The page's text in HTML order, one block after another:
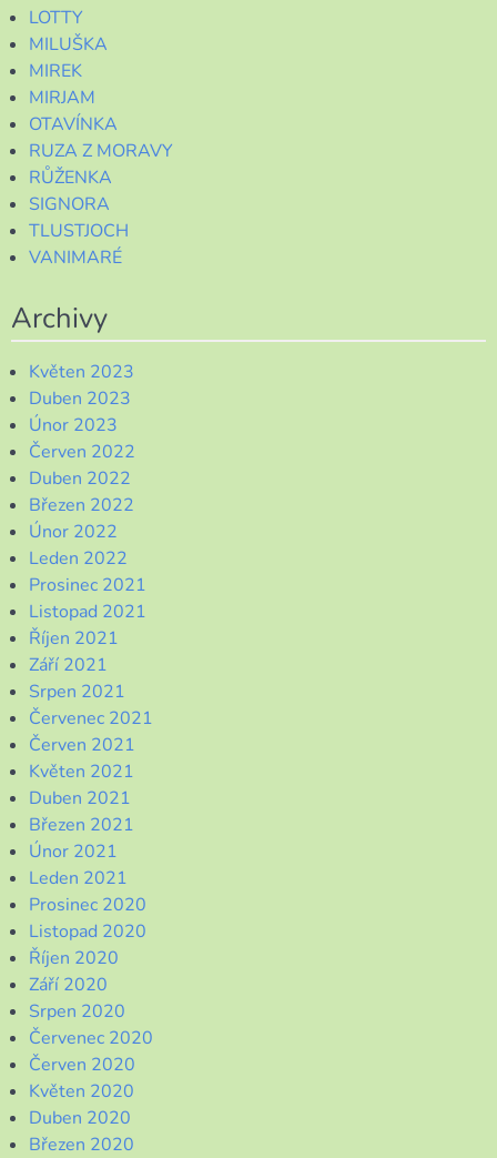
LOTTY
MILUŠKA
MIREK
MIRJAM
OTAVÍNKA
RUZA Z MORAVY
RŮŽENKA
SIGNORA
TLUSTJOCH
VANIMARÉ
Archivy
Květen 2023
Duben 2023
Únor 2023
Červen 2022
Duben 2022
Březen 2022
Únor 2022
Leden 2022
Prosinec 2021
Listopad 2021
Říjen 2021
Září 2021
Srpen 2021
Červenec 2021
Červen 2021
Květen 2021
Duben 2021
Březen 2021
Únor 2021
Leden 2021
Prosinec 2020
Listopad 2020
Říjen 2020
Září 2020
Srpen 2020
Červenec 2020
Červen 2020
Květen 2020
Duben 2020
Březen 2020